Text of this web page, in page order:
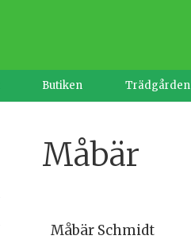
Butiken Trädgården
Måbär
Måbär Schmidt